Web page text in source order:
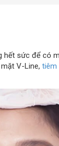
hết sức để có
V-Line, tiêm